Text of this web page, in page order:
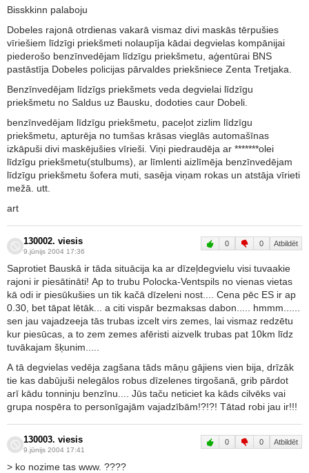
Bisskkinn palaboju
Dobeles rajonā otrdienas vakarā vismaz divi maskās tērpušies
vīriešiem līdzīgi priekšmeti nolaupīja kādai degvielas kompānijai
piederošo benzīnvedējam līdzīgu priekšmetu, aģentūrai BNS
pastāstīja Dobeles policijas pārvaldes priekšniece Zenta Tretjaka.
Benzīnvedējam līdzīgs priekšmets veda degvielai līdzīgu
priekšmetu no Saldus uz Bausku, dodoties caur Dobeli.
benzīnvedējam līdzīgu priekšmetu, paceļot zizlim līdzīgu
priekšmetu, apturēja no tumšas krāsas vieglās automašīnas
izkāpuši divi maskējušies vīrieši. Viņi piedraudēja ar *******olei
līdzīgu priekšmetu(stulbums), ar līmlenti aizlīmēja benzīnvedējam
līdzīgu priekšmetu šofera muti, sasēja viņam rokas un atstāja vīrieti
mežā. utt.
art
130002. viesis
9.jūnijs 2004 17:36
0 0 Atbildēt
Saprotiet Bauskā ir tāda situācija ka ar dīzeļdegvielu visi tuvaakie
rajoni ir piesātināti! Ap to trubu Polocka-Ventspils no vienas vietas
kā odi ir piesūkušies un tik kačā dīzeleni nost.... Cena pēc ES ir ap
0.30, bet tāpat lētāk... a citi vispār bezmaksas dabon..... hmmm......
sen jau vajadzeeja tās trubas izcelt virs zemes, lai vismaz redzētu
kur piesūcas, a to zem zemes afēristi aizvelk trubas pat 10km līdz
tuvākajam šķunim.....
A tā degvielas vedēja zagšana tāds māņu gājiens vien bija, drīzāk
tie kas dabūjuši nelegālos robus dīzelenes tirgošanā, grib pārdot
arī kādu tonninju benzīnu.... Jūs taču neticiet ka kāds cilvēks vai
grupa nospēra to personīgajām vajadzībām!?!?! Tātad robi jau ir!!!
130003. viesis
9.jūnijs 2004 17:41
0 0 Atbildēt
> ko nozime tas www. ????